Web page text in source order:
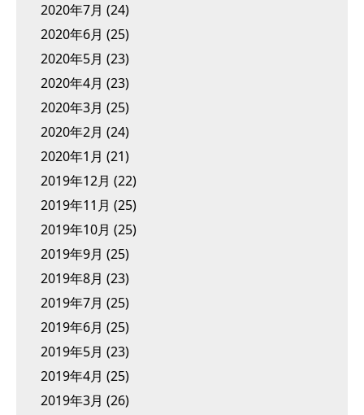
2020年7月 (24)
2020年6月 (25)
2020年5月 (23)
2020年4月 (23)
2020年3月 (25)
2020年2月 (24)
2020年1月 (21)
2019年12月 (22)
2019年11月 (25)
2019年10月 (25)
2019年9月 (25)
2019年8月 (23)
2019年7月 (25)
2019年6月 (25)
2019年5月 (23)
2019年4月 (25)
2019年3月 (26)